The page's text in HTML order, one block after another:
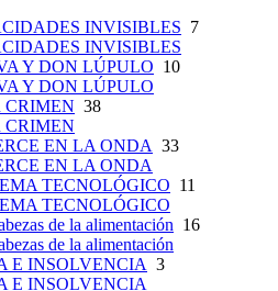
INVISIBLES 7
INVISIBLES
Y DON LÚPULO 10
Y DON LÚPULO
CRIMEN 38
CRIMEN
EN LA ONDA 33
EN LA ONDA
TECNOLÓGICO 11
TECNOLÓGICO
de la alimentación 16
de la alimentación
E INSOLVENCIA 3
E INSOLVENCIA